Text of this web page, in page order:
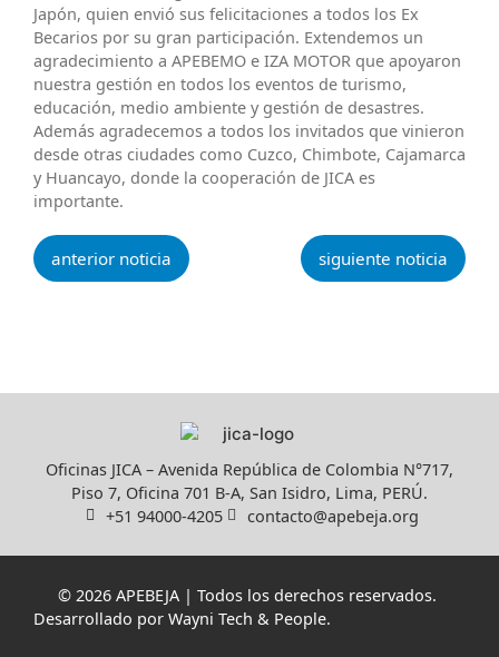
Japón, quien envió sus felicitaciones a todos los Ex
Becarios por su gran participación. Extendemos un
agradecimiento a APEBEMO e IZA MOTOR que apoyaron
nuestra gestión en todos los eventos de turismo,
educación, medio ambiente y gestión de desastres.
Además agradecemos a todos los invitados que vinieron
desde otras ciudades como Cuzco, Chimbote, Cajamarca
y Huancayo, donde la cooperación de JICA es
importante.
anterior noticia siguiente noticia
Oficinas JICA – Avenida República de Colombia N°717,
Piso 7, Oficina 701 B-A, San Isidro, Lima, PERÚ.
+51 94000-4205
contacto@apebeja.org
© 2026 APEBEJA | Todos los derechos reservados.
Desarrollado por Wayni Tech & People.